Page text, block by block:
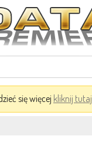
się więcej kliknij tutaj